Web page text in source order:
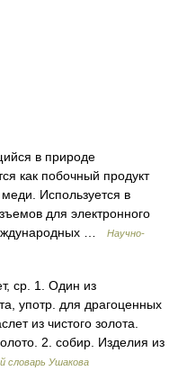
в природе
как побочный продукт
Используется в
для электронного
…
Научно-
ср. 1. Один из
употр. для драгоценных
из чистого золота.
2. собир. Изделия из
словарь Ушакова